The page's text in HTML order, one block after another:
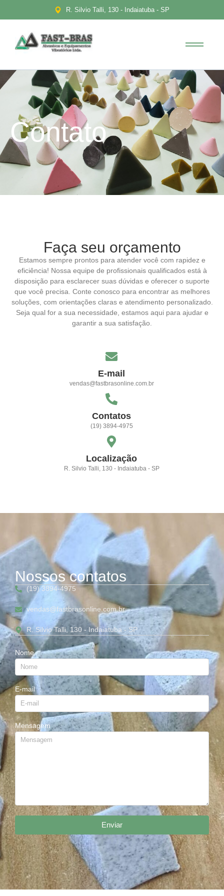
R. Silvio Talli, 130 - Indaiatuba - SP
Contato
Faça seu orçamento
Estamos sempre prontos para atender você com rapidez e
eficiência! Nossa equipe de profissionais qualificados está à
disposição para esclarecer suas dúvidas e oferecer o suporte
que você precisa. Conte conosco para encontrar as melhores
soluções, com orientações claras e atendimento personalizado.
Seja qual for a sua necessidade, estamos aqui para ajudar e
garantir a sua satisfação.
E-mail
vendas@fastbrasonline.com.br
Contatos
(19) 3894-4975
Localização
R. Silvio Talli, 130 - Indaiatuba - SP
Nossos contatos
(19) 3894-4975
vendas@fastbrasonline.com.br
R. Silvio Talli, 130 - Indaiatuba - SP
Nome
E-mail
Mensagem
Enviar